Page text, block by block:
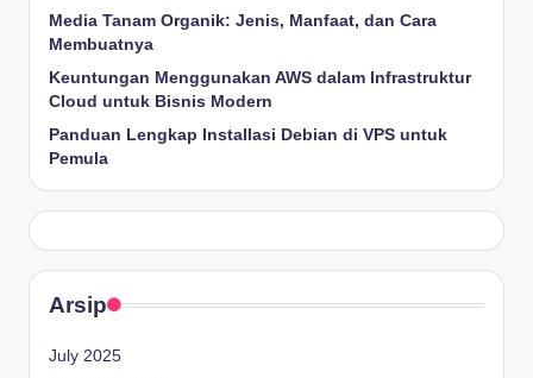
Media Tanam Organik: Jenis, Manfaat, dan Cara
Membuatnya
Keuntungan Menggunakan AWS dalam Infrastruktur
Cloud untuk Bisnis Modern
Panduan Lengkap Installasi Debian di VPS untuk
Pemula
Arsip
July 2025